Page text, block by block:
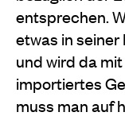
ent­sprechen.
etwas in
und wird da­
importiertes
muss man auf